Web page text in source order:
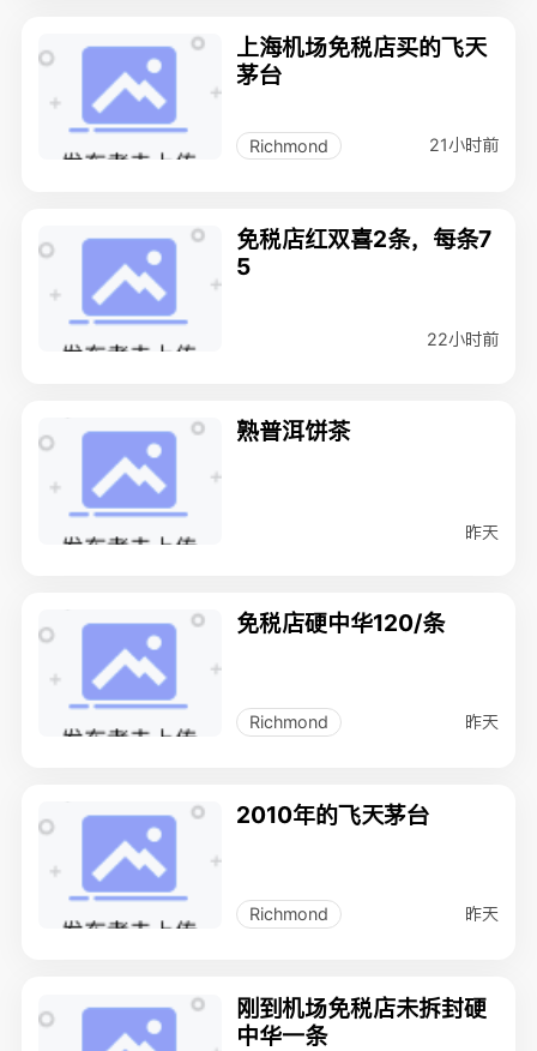
上海机场免税店买的飞天
茅台
Richmond 21小时前
免税店红双喜2条，每条7
5
22小时前
熟普洱饼茶
昨天
免税店硬中华120/条
Richmond 昨天
2010年的飞天茅台
Richmond 昨天
刚到机场免税店未拆封硬
中华一条